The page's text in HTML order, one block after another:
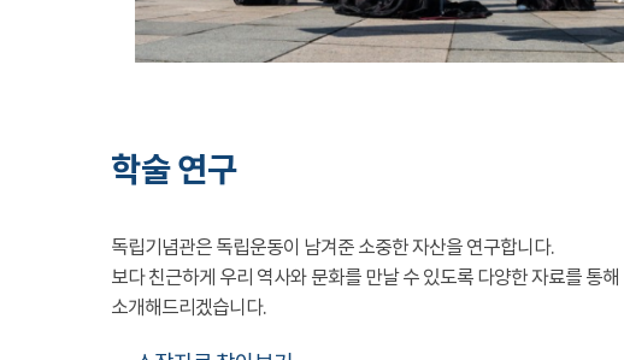
학술 연구
독립기념관은 독립운동이 남겨준 소중한 자산을 연구합니다.
보다 친근하게 우리 역사와 문화를 만날 수 있도록 다양한 자료를 통해
소개해드리겠습니다.